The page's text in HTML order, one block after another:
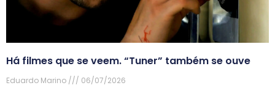
Há filmes que se veem. “Tuner” também se ouve
Eduardo Marino 06/07/2026